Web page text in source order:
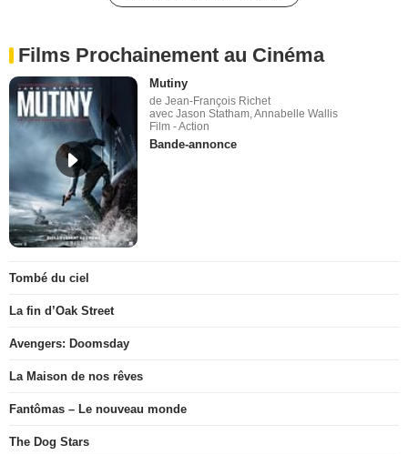
Films Prochainement au Cinéma
Mutiny
de Jean-François Richet
avec Jason Statham, Annabelle Wallis
Film - Action
Bande-annonce
Tombé du ciel
La fin d’Oak Street
Avengers: Doomsday
La Maison de nos rêves
Fantômas – Le nouveau monde
The Dog Stars